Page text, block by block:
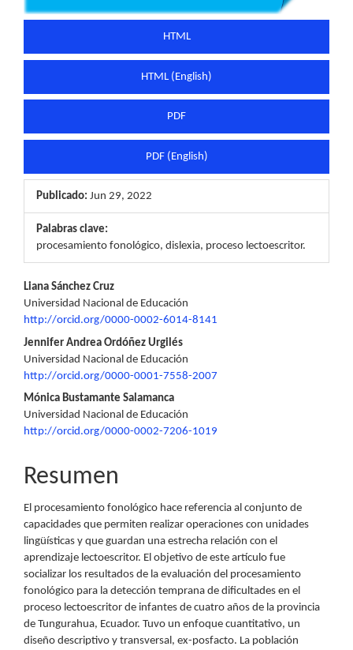
HTML
HTML (English)
PDF
PDF (English)
Publicado: Jun 29, 2022
Palabras clave:
procesamiento fonológico, dislexia, proceso lectoescritor.
Contenido
principal
del
artículo
Liana Sánchez Cruz
Universidad Nacional de Educación
http://orcid.org/0000-0002-6014-8141
Jennifer Andrea Ordóñez Urgilés
Universidad Nacional de Educación
http://orcid.org/0000-0001-7558-2007
Mónica Bustamante Salamanca
Universidad Nacional de Educación
http://orcid.org/0000-0002-7206-1019
Resumen
El procesamiento fonológico hace referencia al conjunto de
capacidades que permiten realizar operaciones con unidades
lingüísticas y que guardan una estrecha relación con el
aprendizaje lectoescritor. El objetivo de este artículo fue
socializar los resultados de la evaluación del procesamiento
fonológico para la detección temprana de dificultades en el
proceso lectoescritor de infantes de cuatro años de la provincia
de Tungurahua, Ecuador. Tuvo un enfoque cuantitativo, un
diseño descriptivo y transversal, ex-posfacto. La población